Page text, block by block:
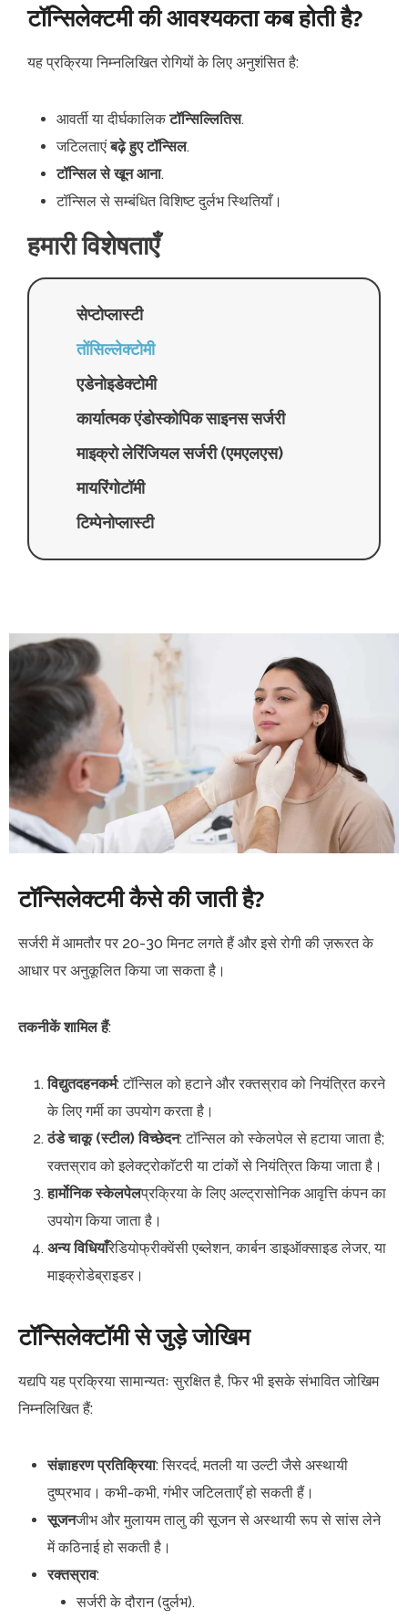
टॉन्सिलेक्टमी की आवश्यकता कब होती है?
यह प्रक्रिया निम्नलिखित रोगियों के लिए अनुशंसित है:
आवर्ती या दीर्घकालिकटॉन्सिल्लितिस.
जटिलताएंबढ़े हुए टॉन्सिल.
टॉन्सिल से खून आना.
टॉन्सिल से सम्बंधित विशिष्ट दुर्लभ स्थितियाँ।
हमारी विशेषताएँ
सेप्टोप्लास्टी
तोंसिल्लेक्टोमी
एडेनोइडेक्टोमी
कार्यात्मक एंडोस्कोपिक साइनस सर्जरी
माइक्रो लेरिंजियल सर्जरी (एमएलएस)
मायरिंगोटॉमी
टिम्पेनोप्लास्टी
टॉन्सिलेक्टमी कैसे की जाती है?
सर्जरी में आमतौर पर 20-30 मिनट लगते हैं और इसे रोगी की ज़रूरत के
आधार पर अनुकूलित किया जा सकता है।
तकनीकें शामिल हैं:
विद्युतदहनकर्म: टॉन्सिल को हटाने और रक्तस्राव को नियंत्रित करने
के लिए गर्मी का उपयोग करता है।
ठंडे चाकू (स्टील) विच्छेदन: टाॅन्सिल को स्केलपेल से हटाया जाता है;
रक्तस्राव को इलेक्ट्रोकाॅटरी या टांकों से नियंत्रित किया जाता है।
हार्मोनिक स्केलपेलप्रक्रिया के लिए अल्ट्रासोनिक आवृत्ति कंपन का
उपयोग किया जाता है।
अन्य विधियाँरेडियोफ्रीक्वेंसी एब्लेशन, कार्बन डाइऑक्साइड लेजर, या
माइक्रोडेब्राइडर।
टॉन्सिलेक्टॉमी से जुड़े जोखिम
यद्यपि यह प्रक्रिया सामान्यतः सुरक्षित है, फिर भी इसके संभावित जोखिम
निम्नलिखित हैं:
संज्ञाहरण प्रतिक्रिया: सिरदर्द, मतली या उल्टी जैसे अस्थायी
दुष्प्रभाव। कभी-कभी, गंभीर जटिलताएँ हो सकती हैं।
सूजनजीभ और मुलायम तालु की सूजन से अस्थायी रूप से सांस लेने
में कठिनाई हो सकती है।
रक्तस्राव:
सर्जरी के दौरान (दुर्लभ).